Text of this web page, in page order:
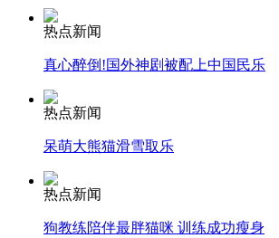
纽约上演“枕头大战”
司机酒驾遇交警 急速倒车逃窜
热点新闻
真心醉倒!国外神剧被配上中国民乐
热点新闻
呆萌大熊猫滑雪取乐
热点新闻
狗教练陪伴最胖猫咪 训练成功瘦身